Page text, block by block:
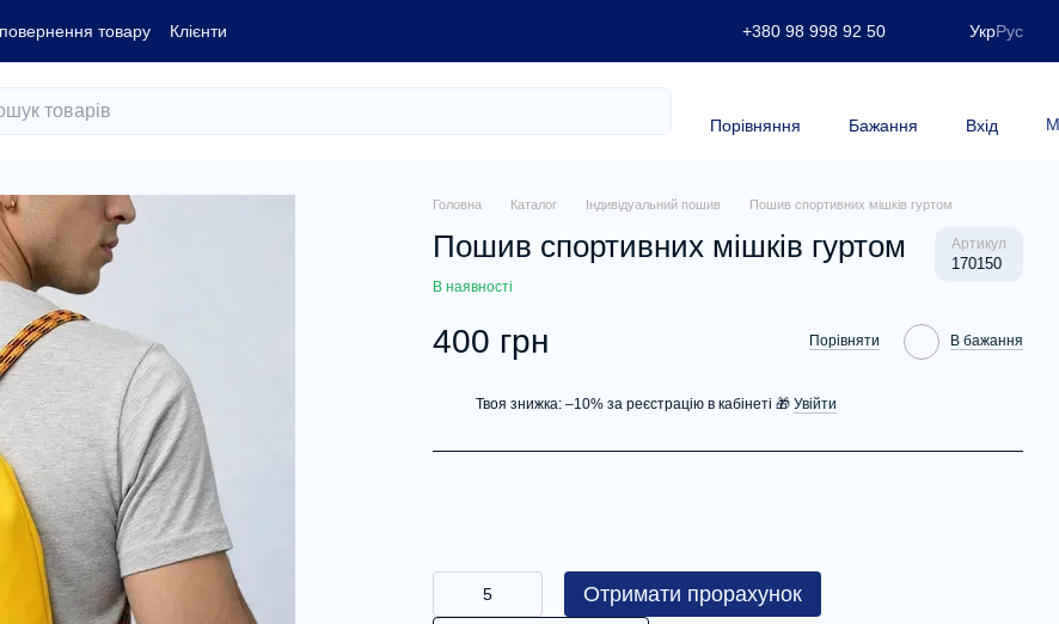
товару Клієнти +380 98 998 92 50 УкрРус
Порівняння Бажання Вхід
Головна Каталог Індивідуальний пошив Пошив спортивних мішків гуртом
Пошив спортивних мішків гуртом Артикул
170150
В наявності
400 грн Порівняти В бажання
Твоя знижка: –10% за реєстрацію в кабінеті 🎁Увійти
Отримати прорахунок